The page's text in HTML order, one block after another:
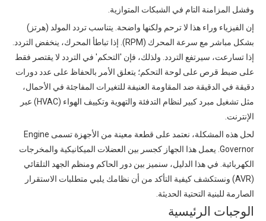
وفشل المزامنة التام في الشبكات المتوازية.
إن الفيزياء وراء هذا لا ترحم ولكنها واضحة. يتناسب تردد المولد (هرتز)
بشكل مباشر مع سرعة المحرك (RPM). إذا تباطأ المحرك، ينخفض ​​التردد.
إذا تسارعت، سيرتفع التردد. ولذلك، فإن 'التحكم' في التردد لا يقتصر فقط
على ضبط قرص على لوحة التحكم؛ يتعلق الأمر بالحفاظ على عدد دورات
دقيقة في الدقيقة ضد المقاومة العنيفة للتغيرات المفاجئة في الأحمال،
مثل تشغيل مبرد كبير لنظام التدفئة والتهوية وتكييف الهواء (HVAC) عبر
الإنترنت.
لحل هذه المشكلة، نعتمد على قطعة معينة من الأجهزة تسمى Engine
Governor. يعمل هذا الجهاز كجسر بين العضلات الميكانيكية والمخرجات
الكهربائية. في هذا الدليل، سنميز بين دور الحاكم ومنظم الجهد التلقائي
(AVR) ونستكشف كيفية التأكد من أن نظامك يلبي متطلبات الاستقرار
الصارمة للبنية التحتية الحديثة.
الوجبات الرئيسية